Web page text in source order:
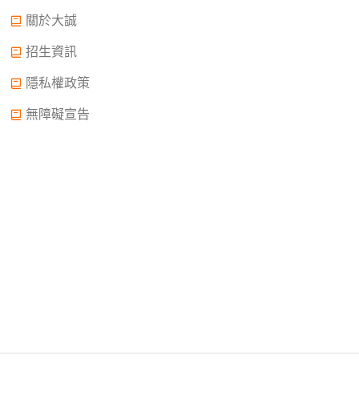
關於大誠
招生資訊
隱私權政策
無障礙宣告